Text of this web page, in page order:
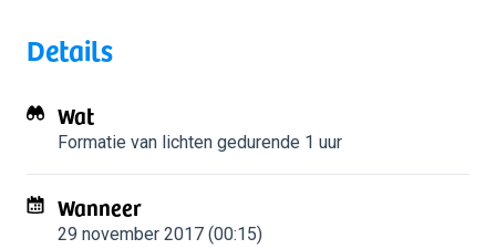
Details
Wat
Formatie van lichten gedurende 1 uur
Wanneer
29 november 2017 (00:15)